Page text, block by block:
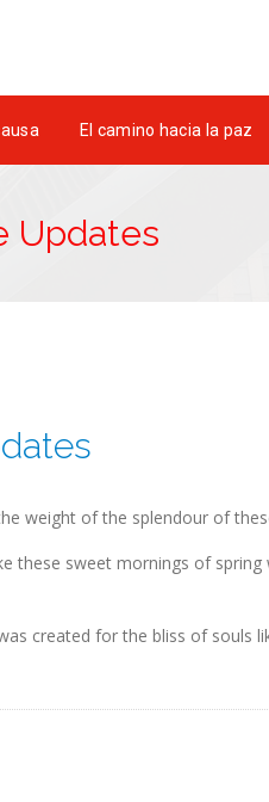
El camino hacia la paz
Updates
weight of the splendour of
these sweet mornings of
created for the bliss of souls